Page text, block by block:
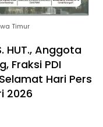
Timur
HUT., Anggota
Fraksi PDI
Hari Pers
2026